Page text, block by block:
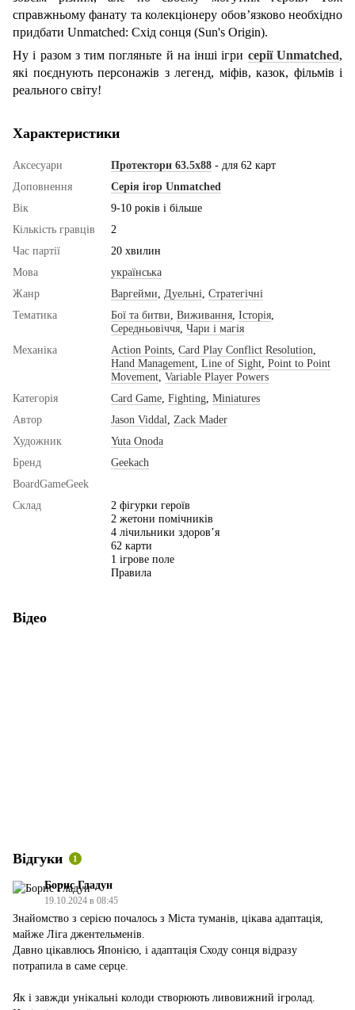
справжньому фанату та колекціонеру обов’язково необхідно
придбати Unmatched: Схід сонця (Sun's Origin).
Ну і разом з тим погляньте й на інші ігри серії Unmatched,
які поєднують персонажів з легенд, міфів, казок, фільмів і
реального світу!
Характеристики
Аксесуари Протектори 63.5x88 - для 62 карт
Доповнення
Серія ігор Unmatched
Вік
9-10 років і більше
Кількість гравців
2
Час партії
20 хвилин
Мова
українська
Жанр
Варгейми Дуельні Стратегічні
Тематика
Бої та битви Виживання Історія
Середньовіччя Чари і магія
Механіка
Action Points Card Play Conflict Resolution
Hand Management Line of Sight Point to Point
Movement Variable Player Powers
Категорія
Card Game Fighting Miniatures
Автор
Jason Viddal
Zack Mader
Художник
Yuta Onoda
Бренд
Geekach
BoardGameGeek
Склад
2 фігурки героїв
2 жетони помічників
4 лічильники здоров’я
62 карти
1 ігрове поле
Правила
Відео
Відгуки 1
Борис Гладун
19.10.2024 в 08:45
Знайомство з серією почалось з Міста туманів, цікава адаптація,
майже Ліга джентельменів.
Давно цікавлюсь Японією, і адаптація Сходу сонця відразу
потрапила в саме серце.
Як і завжди унікальні колоди створюють ливовижний ігролад.